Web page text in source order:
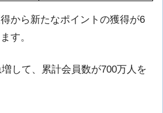
から新たなポイントの獲得が6
す。
して、累計会員数が700万人を